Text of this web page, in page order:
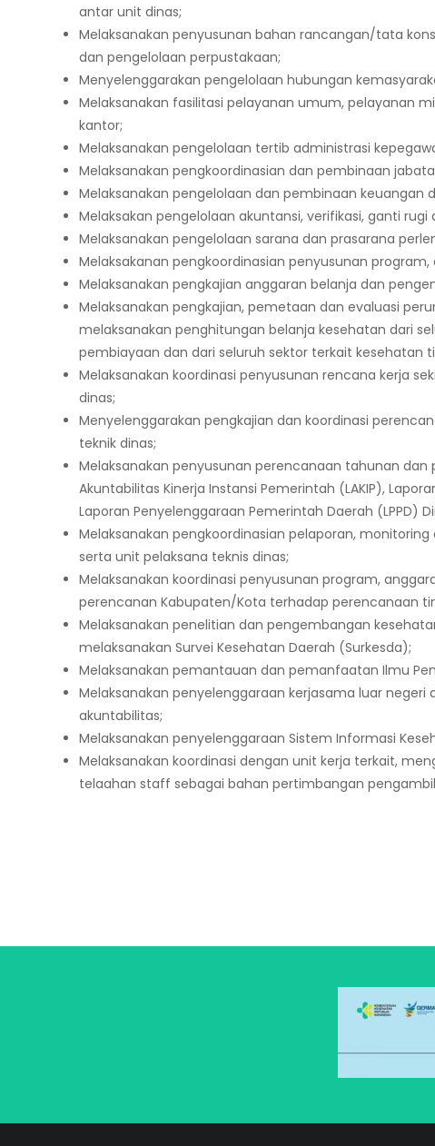
antar unit dinas;
Melaksanakan penyusunan bahan rancangan/tata
dan pengelolaan perpustakaan;
Menyelenggarakan pengelolaan hubungan
Melaksanakan fasilitasi pelayanan umum, pelayanan
kantor;
Melaksanakan pengelolaan tertib administrasi
Melaksanakan pengkoordinasian dan pembinaan
Melaksanakan pengelolaan dan pembinaan keuangan
Melaksakan pengelolaan akuntansi, verifikasi, ganti
Melaksanakan pengelolaan sarana dan prasarana
Melaksakanan pengkoordinasian penyusunan
Melaksanakan pengkajian anggaran belanja dan
Melaksanakan pengkajian, pemetaan dan evaluasi
melaksanakan penghitungan belanja kesehatan dari
pembiayaan dan dari seluruh sektor terkait kesehatan
Melaksanakan koordinasi penyusunan rencana kerja
dinas;
Menyelenggarakan pengkajian dan koordinasi
teknik dinas;
Melaksanakan penyusunan perencanaan tahunan
Akuntabilitas Kinerja Instansi Pemerintah (LAKIP),
Laporan Penyelenggaraan Pemerintah Daerah (LPPD)
Melaksanakan pengkoordinasian pelaporan,
serta unit pelaksana teknis dinas;
Melaksanakan koordinasi penyusunan program,
perencanan Kabupaten/Kota terhadap perencanaan
Melaksanakan penelitian dan pengembangan
melaksanakan Survei Kesehatan Daerah (Surkesda);
Melaksanakan pemantauan dan pemanfaatan Ilmu
Melaksanakan penyelenggaraan kerjasama luar
akuntabilitas;
Melaksanakan penyelenggaraan Sistem Informasi
Melaksanakan koordinasi dengan unit kerja terkait,
telaahan staff sebagai bahan pertimbangan